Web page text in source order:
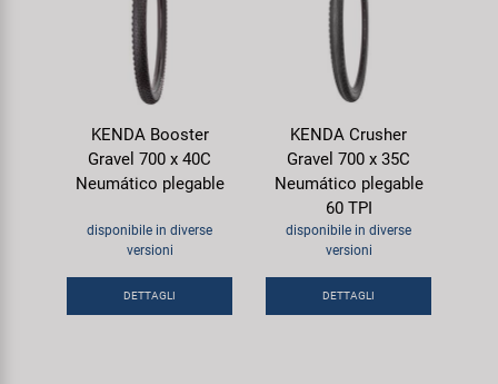
KENDA Booster
Gravel 700 x 40C
Neumático plegable
disponibile in diverse
versioni
DETTAGLI
KENDA Crusher
Gravel 700 x 35C
Neumático plegable
60 TPI
disponibile in diverse
versioni
DETTAGLI